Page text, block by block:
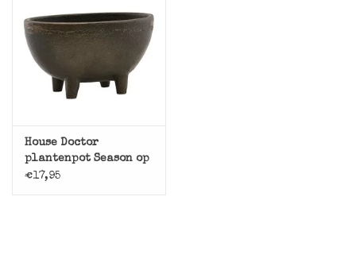
House Doctor
plantenpot Season op
pootjes, oud bruin
€17,95